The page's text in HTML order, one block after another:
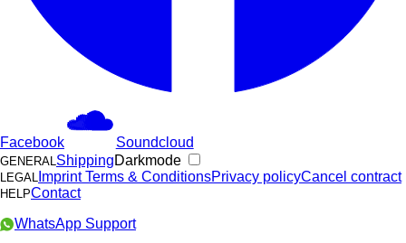
Facebook Soundcloud
GENERALShippingDarkmode
LEGAL ImprintTerms & ConditionsPrivacy policyCancel contract
HELPContact
WhatsApp Support